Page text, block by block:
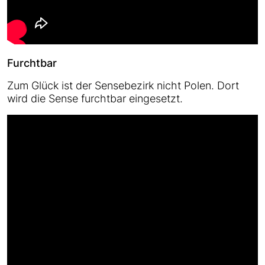
Furchtbar
Zum Glück ist der Sensebezirk nicht Polen. Dort
wird die Sense furchtbar eingesetzt.